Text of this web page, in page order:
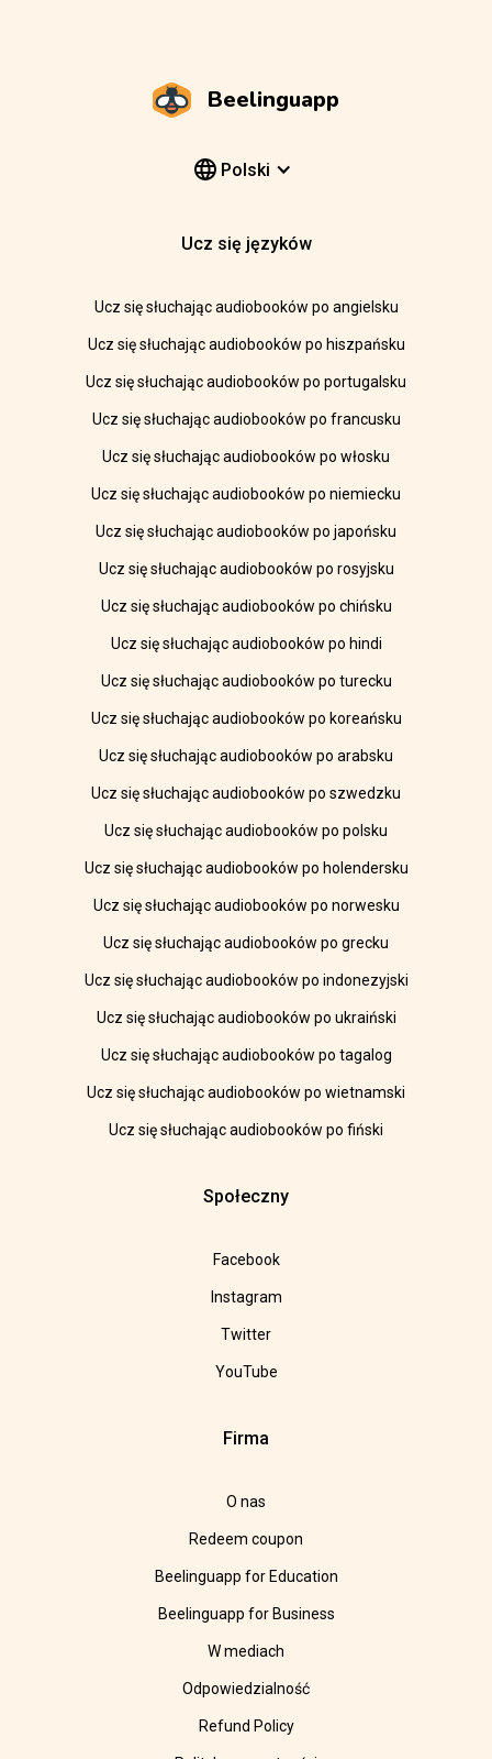
Beelinguapp
Polski
Ucz się języków
Ucz się słuchając audiobooków po angielsku
Ucz się słuchając audiobooków po hiszpańsku
Ucz się słuchając audiobooków po portugalsku
Ucz się słuchając audiobooków po francusku
Ucz się słuchając audiobooków po włosku
Ucz się słuchając audiobooków po niemiecku
Ucz się słuchając audiobooków po japońsku
Ucz się słuchając audiobooków po rosyjsku
Ucz się słuchając audiobooków po chińsku
Ucz się słuchając audiobooków po hindi
Ucz się słuchając audiobooków po turecku
Ucz się słuchając audiobooków po koreańsku
Ucz się słuchając audiobooków po arabsku
Ucz się słuchając audiobooków po szwedzku
Ucz się słuchając audiobooków po polsku
Ucz się słuchając audiobooków po holendersku
Ucz się słuchając audiobooków po norwesku
Ucz się słuchając audiobooków po grecku
Ucz się słuchając audiobooków po indonezyjski
Ucz się słuchając audiobooków po ukraiński
Ucz się słuchając audiobooków po tagalog
Ucz się słuchając audiobooków po wietnamski
Ucz się słuchając audiobooków po fiński
Społeczny
Facebook
Instagram
Twitter
YouTube
Firma
O nas
Redeem coupon
Beelinguapp for Education
Beelinguapp for Business
W mediach
Odpowiedzialność
Refund Policy